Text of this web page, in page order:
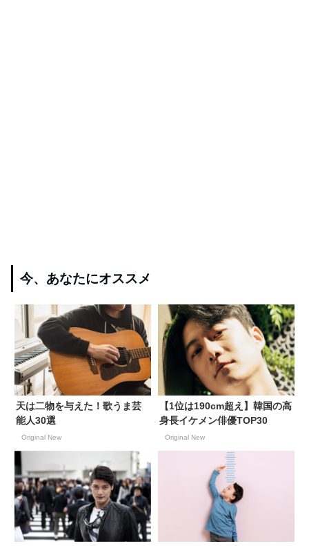
今、あなたにオススメ
天は二物を与えた！歌うま芸
能人30選
Original New
【1位は190cm超え】韓国の高
身長イケメン俳優TOP30
Original New